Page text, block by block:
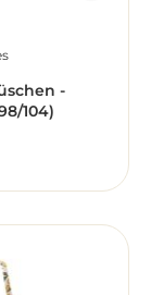
-
104)